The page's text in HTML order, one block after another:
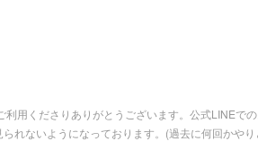
用くださりありがとうございます。公式LINEで
れないようになっております。(過去に何回かや